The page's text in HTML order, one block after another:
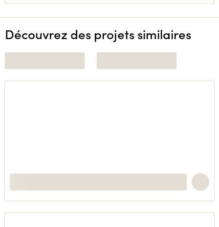
Découvrez des projets similaires